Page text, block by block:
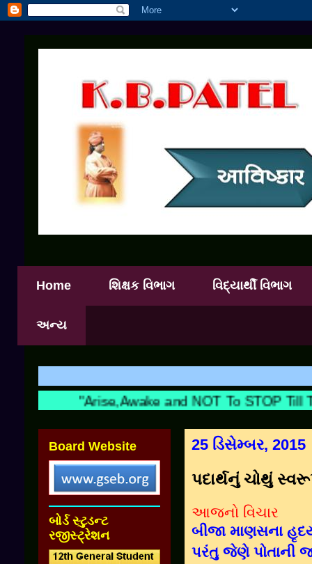
Home શિક્ષક વિભાગ વિદ્યાર્થી વિભાગ
અન્ય
"Arise,Awake and NOT To STOP Till
25 ડિસેમ્બર, 2015
પદાર્થનું ચોથું
આજનો વિચાર
બીજા માણસના
પરંતુ જેણે પોતાની
Board Website
બોર્ડ સ્ટુડન્ટ
રજીસ્ટ્રેશન